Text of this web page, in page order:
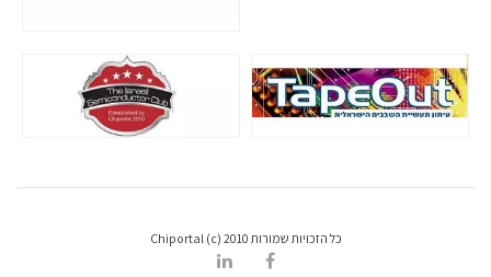
כל הזכויות שמורות Chiportal (c) 2010